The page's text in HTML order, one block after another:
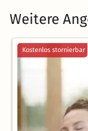
Weitere
Kostenlos stornierbar